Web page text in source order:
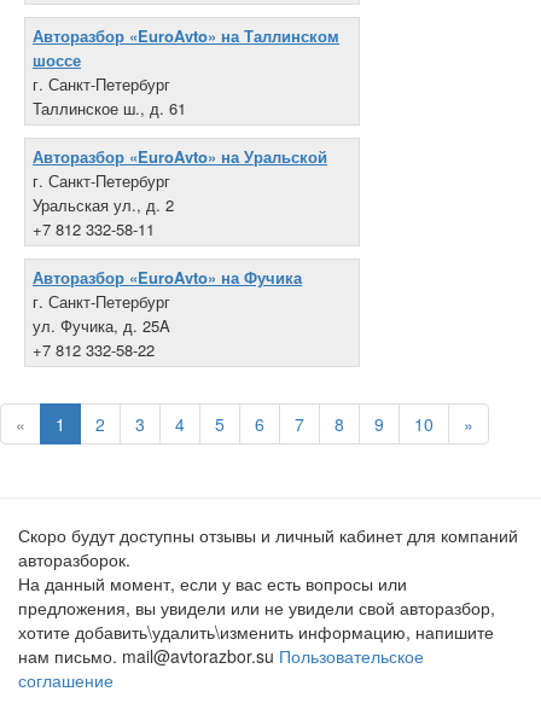
Авторазбор «EuroAvto» на Таллинском
шоссе
г. Санкт-Петербург
Таллинское ш., д. 61
+7 812 332-58-18
Авторазбор «EuroAvto» на Уральской
г. Санкт-Петербург
Уральская ул., д. 2
+7 812 332-58-11
Авторазбор «EuroAvto» на Фучика
г. Санкт-Петербург
ул. Фучика, д. 25A
+7 812 332-58-22
« 1 2 3 4 5 6 7 8 9 10 »
Скоро будут доступны отзывы и личный кабинет для компаний
авторазборок.
На данный момент, если у вас есть вопросы или
предложения, вы увидели или не увидели свой авторазбор,
хотите добавить\удалить\изменить информацию, напишите
нам письмо. mail@avtorazbor.su Пользовательское
соглашение